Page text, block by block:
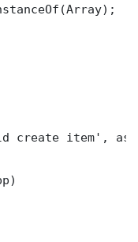
create item',